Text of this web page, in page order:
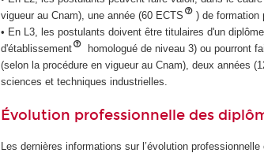
vigueur au Cnam), une année (60 ECTS
) de formation
• En L3, les postulants doivent être titulaires d'un
d'établissement
homologué de niveau 3) ou pourront
(selon la procédure en vigueur au Cnam), deux années
sciences et techniques industrielles.
Évolution professionnelle des
Les dernières informations sur l’évolution